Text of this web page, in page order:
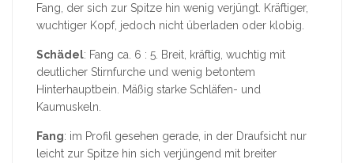
Fang, der sich zur Spitze hin wenig verjüngt. Kräftiger,
wuchtiger Kopf, jedoch nicht überladen oder klobig.
Schädel: Fang ca. 6 : 5. Breit, kräftig, wuchtig mit
deutlicher Stirnfurche und wenig betontem
Hinterhauptbein. Mäßig starke Schläfen- und
Kaumuskeln.
Fang: im Profil gesehen gerade, in der Draufsicht nur
leicht zur Spitze hin sich verjüngend mit breiter